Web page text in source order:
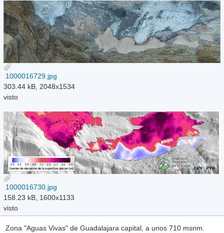
1000016729.jpg
303.44 kB, 2048x1534
visto
1000016730.jpg
158.23 kB, 1600x1133
visto
Zona "Aguas Vivas" de Guadalajara capital, a unos 710 msnm.